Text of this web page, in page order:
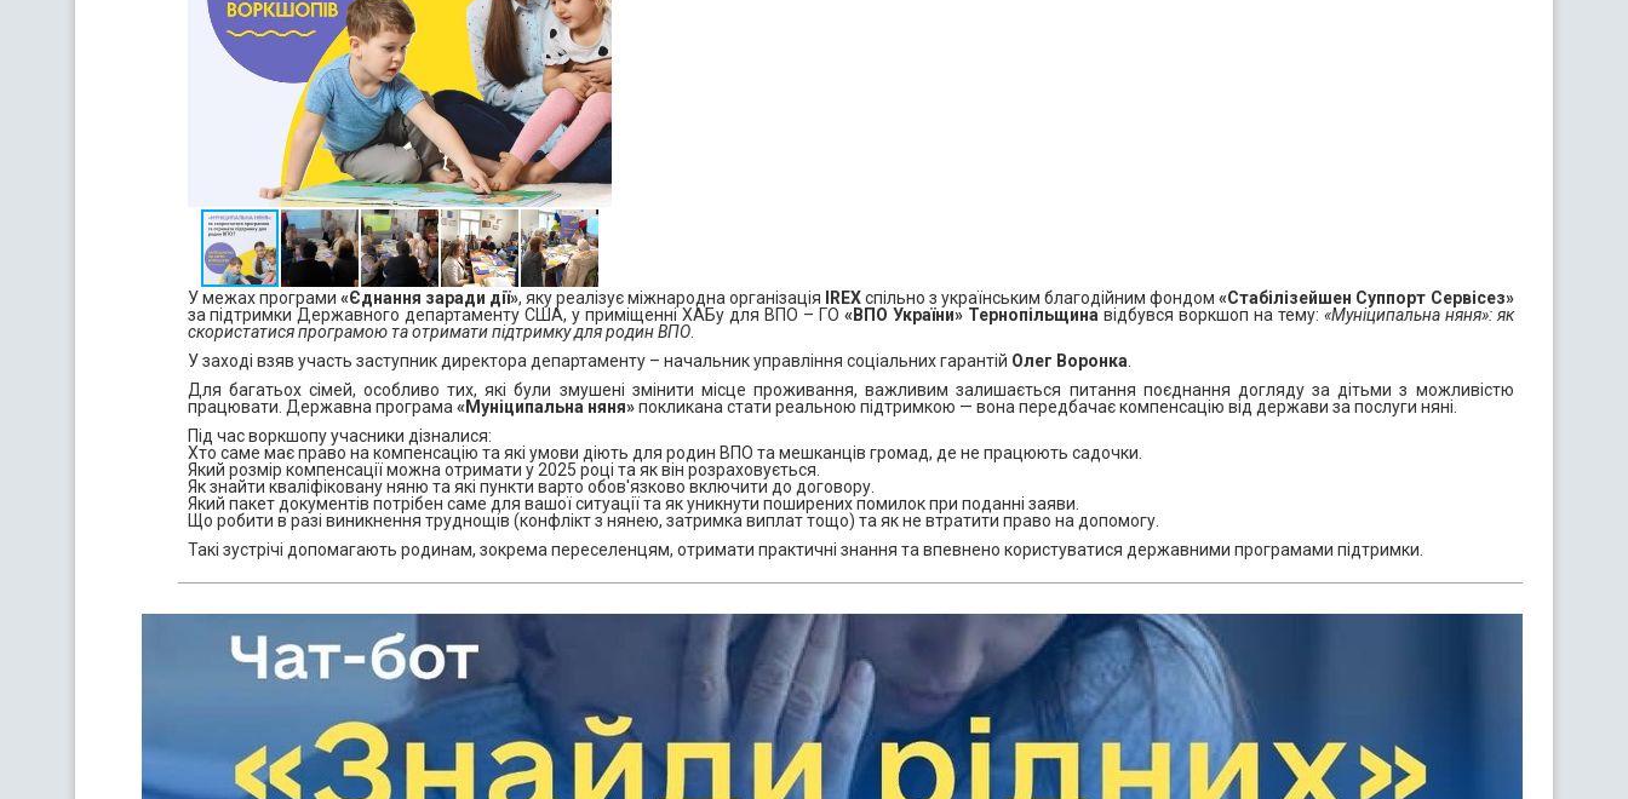
У межах програми «Єднання заради дії», яку реалізує міжнародна організація IREXспільно з українським благодійним фондом«Стабілізейшен Суппорт Сервісез»
за підтримки Державного департаменту США, у приміщенні ХАБу для ВПО – ГО «ВПО України» Тернопільщина відбувся воркшоп на тему: «Муніципальна няня»: як
скористатися програмою та отримати підтримку для родин ВПО.
У заході взяв участь заступник директора департаменту – начальник управління соціальних гарантій Олег Воронка
Для багатьох сімей, особливо тих, які були змушені змінити місце проживання, важливим залишається питання поєднання догляду за дітьми з можливістю
працювати. Державна програма «Муніципальна няня»покликана стати реальною підтримкою — вона передбачає компенсацію від держави за послуги няні.
Під час воркшопу учасники дізналися:
Хто саме має право на компенсацію та які умови діють для родин ВПО та мешканців громад, де не працюють садочки.
Який розмір компенсації можна отримати у 2025 році та як він розраховується.
Як знайти кваліфіковану няню та які пункти варто обов'язково включити до договору.
Який пакет документів потрібен саме для вашої ситуації та як уникнути поширених помилок при поданні заяви.
Що робити в разі виникнення труднощів (конфлікт з нянею, затримка виплат тощо) та як не втратити право на допомогу.
Такі зустрічі допомагають родинам, зокрема переселенцям, отримати практичні знання та впевнено користуватися державними програмами підтримки.